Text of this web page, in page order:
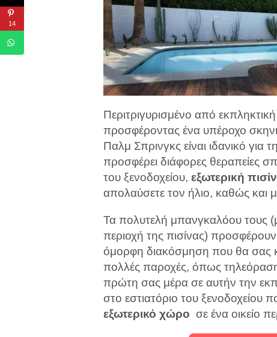
Περιτριγυρισμένο από
προσφέροντας ένα υπέροχο
Παλμ Σπρινγκς είναι ιδανικό
προσφέρει διάφορες θεραπείες
του ξενοδοχείου, εξωτερική
απολαύσετε τον ήλιο, καθώς και
Τα πολυτελή μπανγκαλόου τους
περιοχή της πισίνας)
όμορφη διακόσμηση που θα σας
πολλές παροχές, όπως
πρώτη σας μέρα σε αυτήν την
στο εστιατόριο του ξενοδοχείου
εξωτερικό χώρο σε ένα οικείο
14